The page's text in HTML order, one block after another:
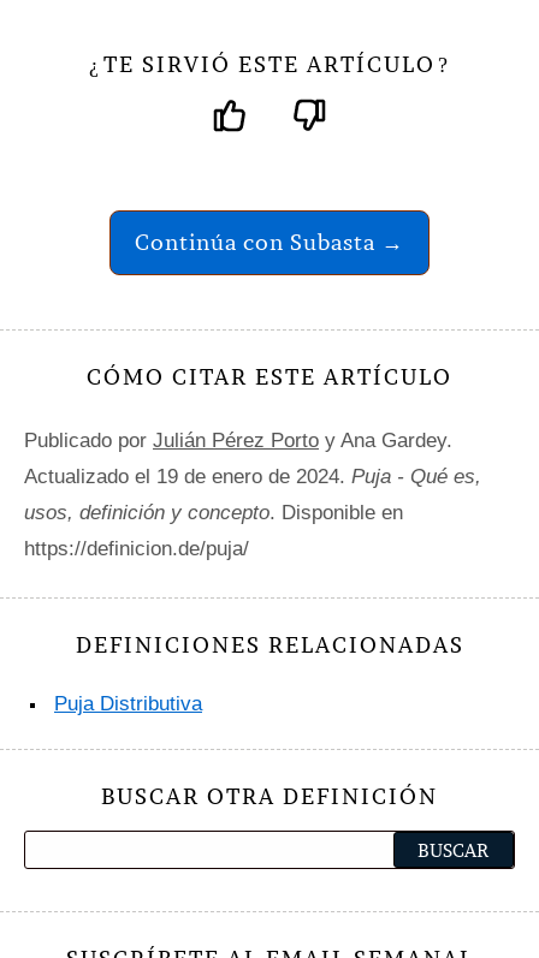
¿ TE SIRVIÓ ESTE ARTÍCULO ?
Continúa con Subasta →
CÓMO CITAR ESTE ARTÍCULO
Publicado por Julián Pérez Porto y Ana Gardey.
Actualizado el 19 de enero de 2024. Puja - Qué es,
usos, definición y concepto. Disponible en
https://definicion.de/puja/
DEFINICIONES RELACIONADAS
Puja Distributiva
BUSCAR OTRA DEFINICIÓN